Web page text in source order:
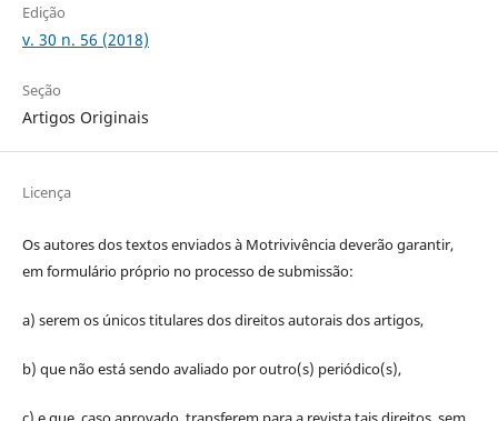
Edição
v. 30 n. 56 (2018)
Seção
Artigos Originais
Licença
Os autores dos textos enviados à Motrivivência deverão garantir,
em formulário próprio no processo de submissão:
a) serem os únicos titulares dos direitos autorais dos artigos,
b) que não está sendo avaliado por outro(s) periódico(s),